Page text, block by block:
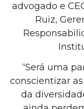
advogado e
Ruiz,
“Será uma
conscientizar
da